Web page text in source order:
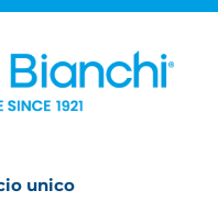
unico